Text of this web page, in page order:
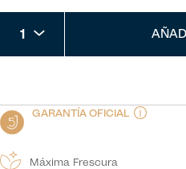
1
GARANTÍA OFICIAL
Máxima Frescura